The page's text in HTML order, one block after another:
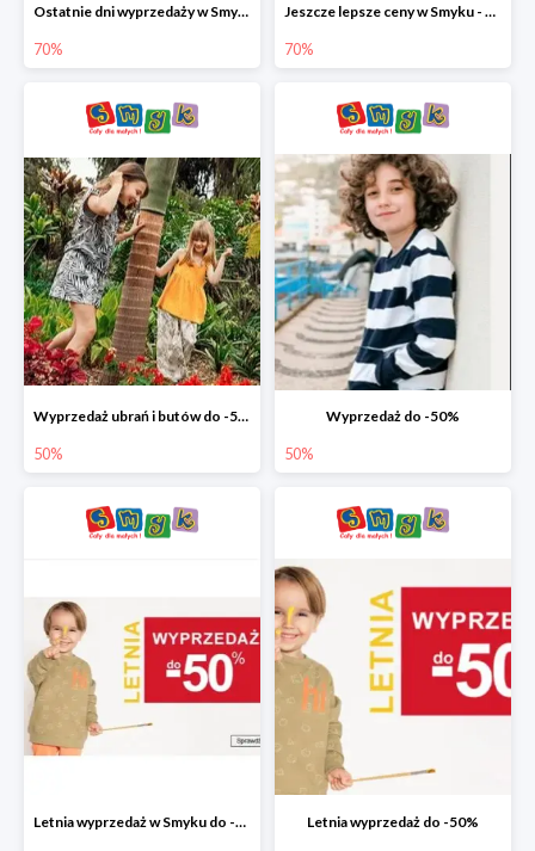
Ostatnie dni wyprzedaży w Smyku - ubrania i buty do -70%
70%
Jeszcze lepsze ceny w Smyku - ubrania i buty do -70%
70%
Wyprzedaż ubrań i butów do -50%
50%
Wyprzedaż do -50%
50%
Letnia wyprzedaż w Smyku do -50% Letnia wyprzedaż do -50%